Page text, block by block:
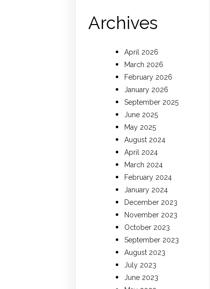
Archives
April 2026
March 2026
February 2026
January 2026
September 2025
June 2025
May 2025
August 2024
April 2024
March 2024
February 2024
January 2024
December 2023
November 2023
October 2023
September 2023
August 2023
July 2023
June 2023